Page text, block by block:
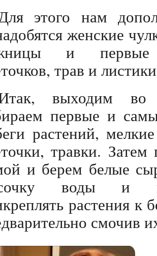
этого нам
женские
и первые
трав и
выходим
первые и
растений,
травки. Затем
и берем белые
воды и
растения к
смочив